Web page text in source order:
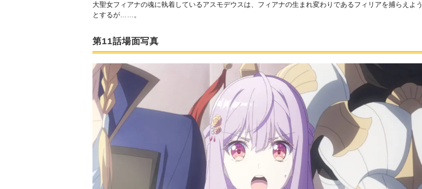
大聖女フィアナの魂に執着しているアスモデウスは、フィアナの生まれ変わりであるフィリアを捕らえよう
とするが……。
第11話場面写真